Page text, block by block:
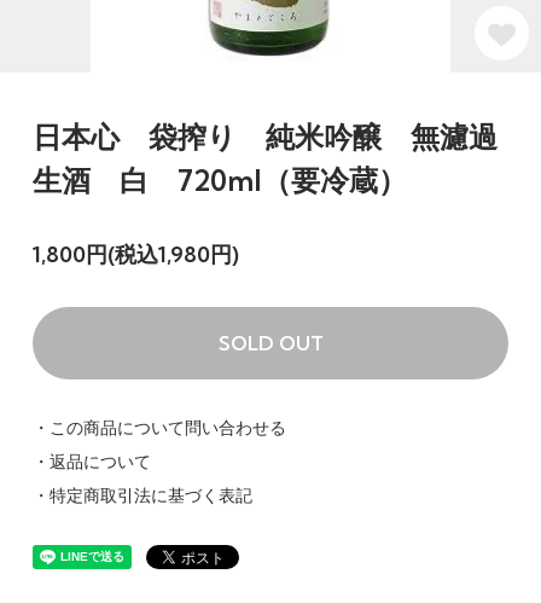
日本心 袋搾り 純米吟醸 無濾過
生酒 白 720ml（要冷蔵）
1,800円(税込1,980円)
SOLD OUT
・この商品について問い合わせる
・返品について
・特定商取引法に基づく表記